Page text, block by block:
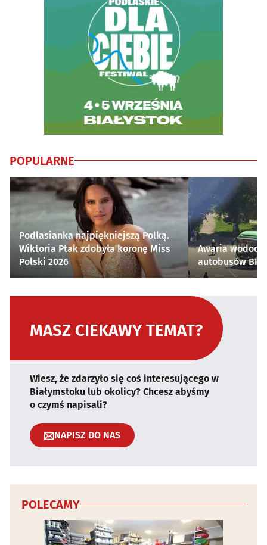
POPULARNE
Podlasianka najpiękniejszą Polką.
Wiktoria Ptak zdobyła koronę Miss
Polski 2026
Awaria
autobusów
MASZ CIEKAWY TEMAT?
Wiesz, że zdarzyło się coś interesującego w
Białymstoku lub okolicy? Chcesz abyśmy
o czymś napisali?
NAPISZ DO NAS
POLECAMY